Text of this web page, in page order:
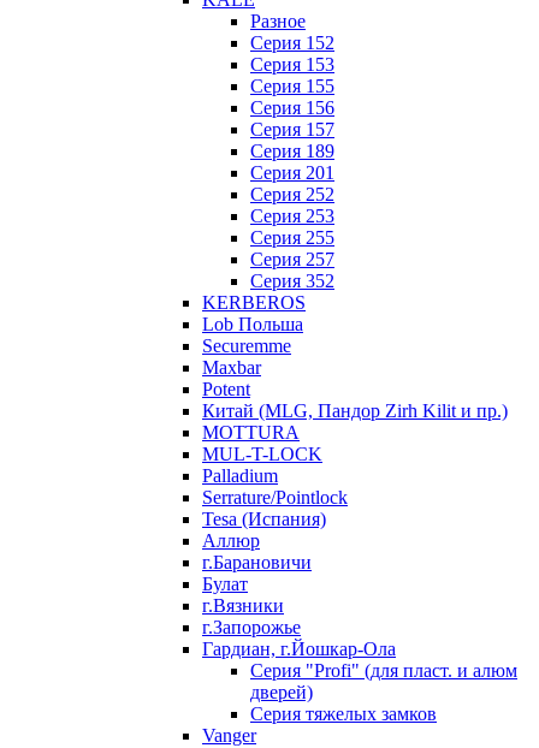
Разное
Серия 152
Серия 153
Серия 155
Серия 156
Серия 157
Серия 189
Серия 201
Серия 252
Серия 253
Серия 255
Серия 257
Серия 352
KERBEROS
Lob Польша
Securemme
Maxbar
Potent
Китай (MLG, Пандор Zirh Kilit и пр.)
MOTTURA
MUL-T-LOCK
Palladium
Serrature/Pointlock
Tesa (Испания)
Аллюр
г.Барановичи
Булат
г.Вязники
г.Запорожье
Гардиан, г.Йошкар-Ола
Серия "Profi" (для пласт. и алюм
дверей)
Серия тяжелых замков
Vanger